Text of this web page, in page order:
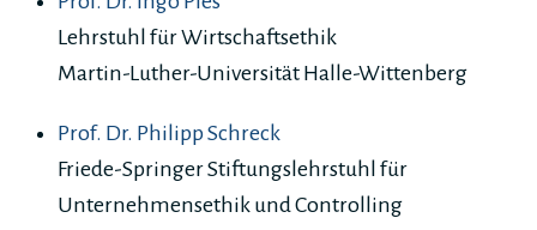
Lehrstuhl für Wirtschaftsethik
Martin-Luther-Universität Halle-Wittenberg
Prof. Dr. Philipp Schreck
Friede-Springer Stiftungslehrstuhl für
Unternehmensethik und Controlling